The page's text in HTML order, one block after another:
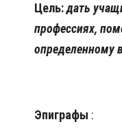
Цель:дать
профессиях,
определенному
Эпиграфы :